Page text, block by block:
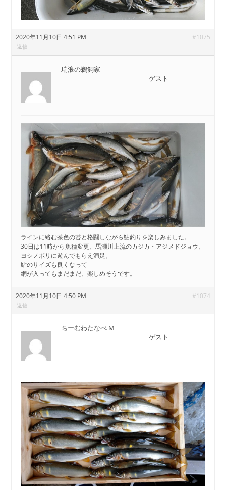
2020年11月10日 4:51 PM #1075
返信
瑞浪の鵜飼家
ゲスト
ラインに絡む茶色の苔と格闘しながら鮎釣りを楽しみました。
30日は11時から魚種変更、馬瀬川上流のカジカ・アジメドジョウ、
ヨシノボリに遊んでもらえ満足。
鮎のサイズも良くなって
網が入ってもまだまだ、楽しめそうです。
2020年11月10日 4:50 PM #1074
返信
ちーむわたなべ M
ゲスト